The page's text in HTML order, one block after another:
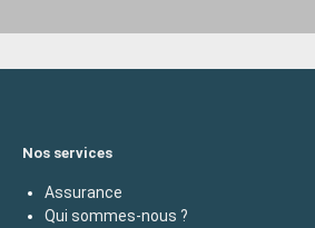
Nos services
Assurance
Qui sommes-nous ?